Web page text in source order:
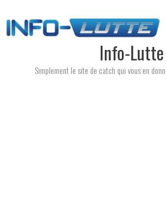
to
content
Info-Lutte
Simplement le site de catch qui vous en